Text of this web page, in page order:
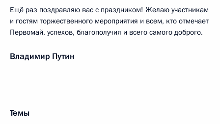
Ещё раз поздравляю вас с праздником! Желаю участникам
и гостям торжественного мероприятия и всем, кто отмечает
Первомай, успехов, благополучия и всего самого доброго.
Владимир Путин
Темы